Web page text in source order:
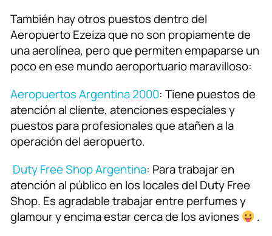
También hay otros puestos dentro del
Aeropuerto Ezeiza que no son propiamente de
una aerolínea, pero que permiten empaparse un
poco en ese mundo aeroportuario maravilloso:
Aeropuertos Argentina 2000: Tiene puestos de
atención al cliente, atenciones especiales y
puestos para profesionales que atañen a la
operación del aeropuerto.
Duty Free Shop Argentina: Para trabajar en
atención al público en los locales del Duty Free
Shop. Es agradable trabajar entre perfumes y
glamour y encima estar cerca de los aviones
.